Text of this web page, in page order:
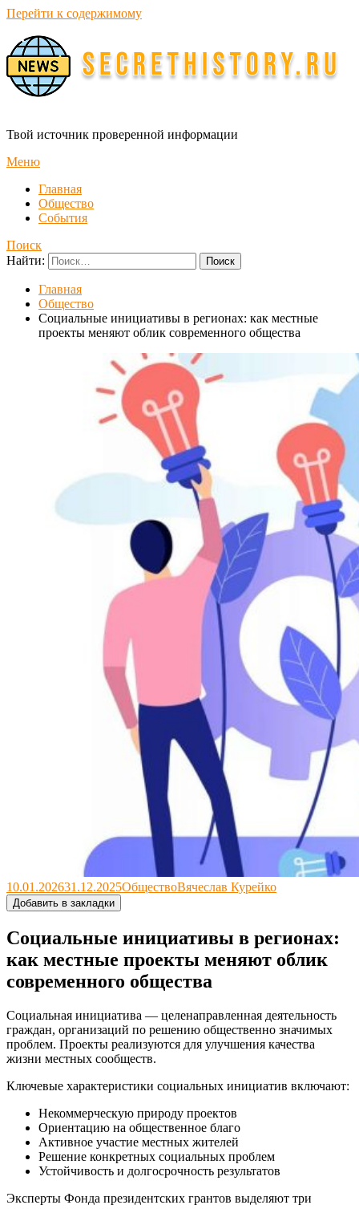
Перейти к содержимому
Твой источник проверенной информации
Меню
Главная
Общество
События
Поиск
Найти:
Главная
Общество
Социальные инициативы в регионах: как местные
проекты меняют облик современного общества
10.01.202631.12.2025ОбществоВячеслав Курейко
Добавить в закладки
Социальные инициативы в регионах:
как местные проекты меняют облик
современного общества
Социальная инициатива — целенаправленная деятельность
граждан, организаций по решению общественно значимых
проблем. Проекты реализуются для улучшения качества
жизни местных сообществ.
Ключевые характеристики социальных инициатив включают:
Некоммерческую природу проектов
Ориентацию на общественное благо
Активное участие местных жителей
Решение конкретных социальных проблем
Устойчивость и долгосрочность результатов
Эксперты Фонда президентских грантов выделяют три